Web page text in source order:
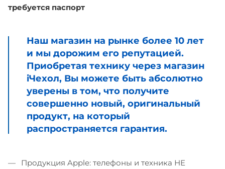
требуется паспорт
Наш магазин на рынке более 10 лет
и мы дорожим его репутацией.
Приобретая технику через магазин
iЧехол, Вы можете быть абсолютно
уверены в том, что получите
совершенно новый, оригинальный
продукт, на который
распространяется гарантия.
Продукция Apple: телефоны и техника НЕ